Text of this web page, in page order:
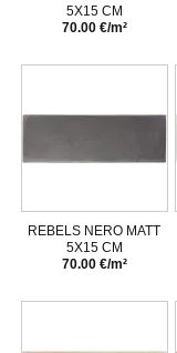
5X15 CM
70.00 €/m²
REBELS NERO MATT
5X15 CM
70.00 €/m²